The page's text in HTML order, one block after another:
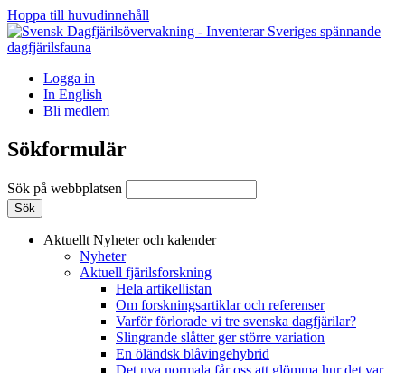
Hoppa till huvudinnehåll
Logga in
In English
Bli medlem
Sökformulär
Sök på webbplatsen
Aktuellt Nyheter och kalender
Nyheter
Aktuell fjärilsforskning
Hela artikellistan
Om forskningsartiklar och referenser
Varför förlorade vi tre svenska dagfjärilar?
Slingrande slåtter ger större variation
En öländsk blåvingehybrid
Det nya normala får oss att glömma hur det var